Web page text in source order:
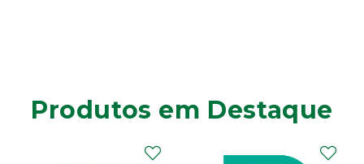
Produtos em Destaque